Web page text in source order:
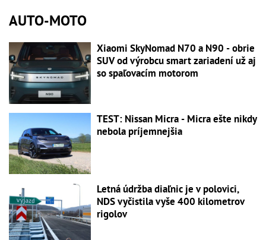
AUTO-MOTO
Xiaomi SkyNomad N70 a N90 - obrie
SUV od výrobcu smart zariadení už aj
so spaľovacím motorom
TEST: Nissan Micra - Micra ešte nikdy
nebola príjemnejšia
Letná údržba diaľnic je v polovici,
NDS vyčistila vyše 400 kilometrov
rigolov